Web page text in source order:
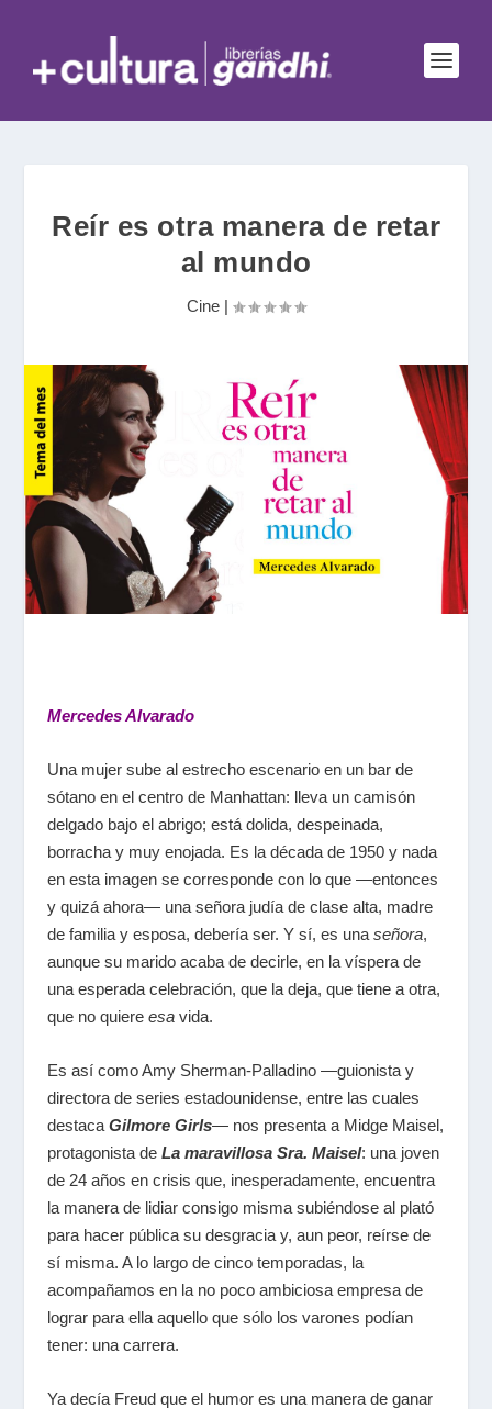
Reír es otra manera de retar
al mundo
Cine |
Mercedes Alvarado
Una mujer sube al estrecho escenario en un bar de
sótano en el centro de Manhattan: lleva un camisón
delgado bajo el abrigo; está dolida, despeinada,
borracha y muy enojada. Es la década de 1950 y nada
en esta imagen se corresponde con lo que ―entonces
y quizá ahora― una señora judía de clase alta, madre
de familia y esposa, debería ser. Y sí, es una señora,
aunque su marido acaba de decirle, en la víspera de
una esperada celebración, que la deja, que tiene a otra,
que no quiere esa vida.
Es así como Amy Sherman-Palladino ―guionista y
directora de series estadounidense, entre las cuales
destaca Gilmore Girls― nos presenta a Midge Maisel,
protagonista de La maravillosa Sra. Maisel: una joven
de 24 años en crisis que, inesperadamente, encuentra
la manera de lidiar consigo misma subiéndose al plató
para hacer pública su desgracia y, aun peor, reírse de
sí misma. A lo largo de cinco temporadas, la
acompañamos en la no poco ambiciosa empresa de
lograr para ella aquello que sólo los varones podían
tener: una carrera.
Ya decía Freud que el humor es una manera de ganar